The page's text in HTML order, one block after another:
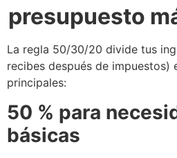
presupuesto
La regla 50/30/20 divide tus
recibes después de impuestos)
principales:
50 % para
básicas